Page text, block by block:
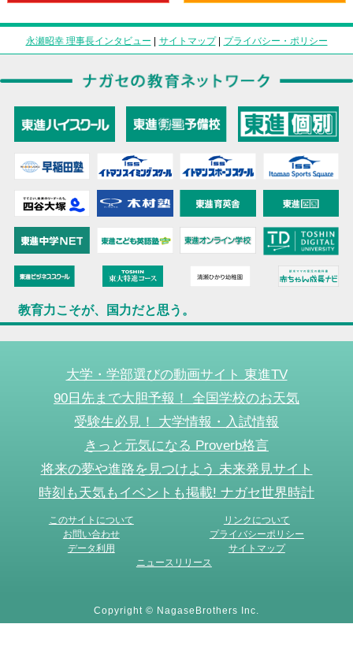
永瀬昭幸 理事長インタビュー | サイトマップ| プライバシー・ポリシー
教育力こそが、国力だと思う。
大学・学部選びの動画サイト 東進TV
90日先まで大胆予報！ 全国学校のお天気
受験生必見！ 大学情報・入試情報
きっと元気になる Proverb格言
将来の夢や進路を見つけよう 未来発見サイト
時刻も天気もイベントも掲載! ナガセ世界時計
このサイトについて
リンクについて
お問い合わせ
プライバシーポリシー
データ利用
サイトマップ
ニュースリリース
Copyright © NagaseBrothers Inc.